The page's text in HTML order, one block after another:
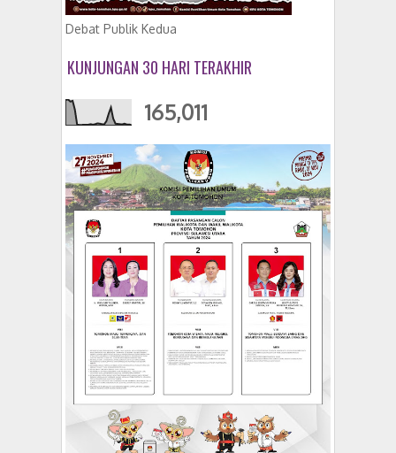
Debat Publik Kedua
KUNJUNGAN 30 HARI TERAKHIR
165,011